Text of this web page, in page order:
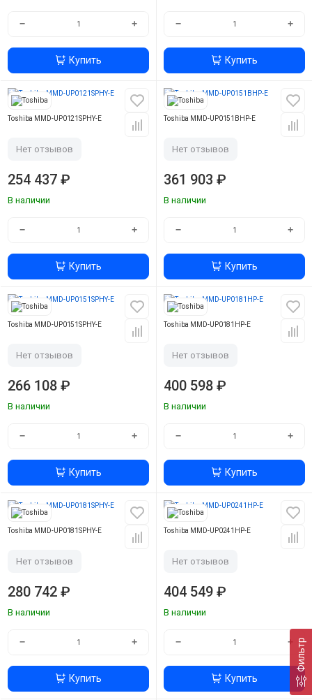
Фильтр
− +
Купить
− +
Купить
Toshiba MMD-UP0121SPHY-E
Нет отзывов
254 437 ₽
В наличии
− +
Купить
Toshiba MMD-UP0151BHP-E
Нет отзывов
361 903 ₽
В наличии
− +
Купить
Toshiba MMD-UP0151SPHY-E
Нет отзывов
266 108 ₽
В наличии
− +
Купить
Toshiba MMD-UP0181HP-E
Нет отзывов
400 598 ₽
В наличии
− +
Купить
Toshiba MMD-UP0181SPHY-E
Нет отзывов
280 742 ₽
В наличии
− +
Купить
Toshiba MMD-UP0241HP-E
Нет отзывов
404 549 ₽
В наличии
− +
Купить